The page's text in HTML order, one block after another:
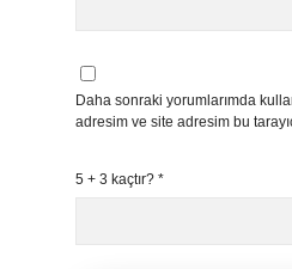
Daha sonraki yorumlarımda
adresim ve site adresim bu
5 + 3 kaçtır? *